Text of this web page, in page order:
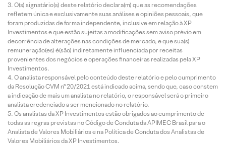
O(s) signatário(s) deste relatório declara(m) que as recomendações
refletem única e exclusivamente suas análises e opiniões pessoais, que
foram produzidas de forma independente, inclusive em relação à XP
Investimentos e que estão sujeitas a modificações sem aviso prévio em
decorrência de alterações nas condições de mercado, e que sua(s)
remuneração(es) é(são) indiretamente influenciada por receitas
provenientes dos negócios e operações financeiras realizadas pela XP
Investimentos.
O analista responsável pelo conteúdo deste relatório e pelo cumprimento
da Resolução CVM nº 20/2021 está indicado acima, sendo que, caso constem
a indicação de mais um analista no relatório, o responsável será o primeiro
analista credenciado a ser mencionado no relatório.
Os analistas da XP Investimentos estão obrigados ao cumprimento de
todas as regras previstas no Código de Conduta da APIMEC Brasil para o
Analista de Valores Mobiliários e na Política de Conduta dos Analistas de
Valores Mobiliários da XP Investimentos.